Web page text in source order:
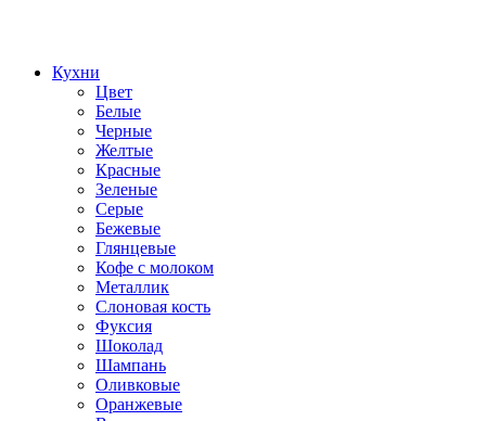
Кухни
Цвет
Белые
Черные
Желтые
Красные
Зеленые
Серые
Бежевые
Глянцевые
Кофе с молоком
Металлик
Слоновая кость
Фуксия
Шоколад
Шампань
Оливковые
Оранжевые